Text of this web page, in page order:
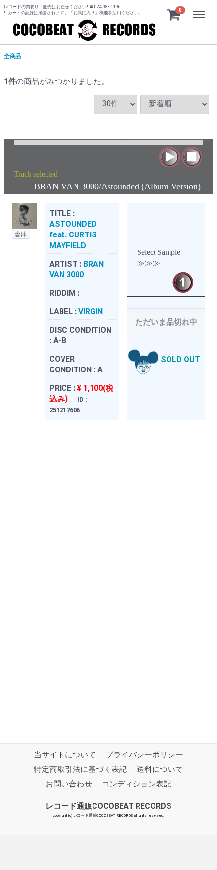
レコードの買取り・販売はお任せください! ☎ 024-983-1196
!! カートの記録は消去されます、「お気に入り」機能を活用ください。
0 Menu
全商品
1件の商品がみつかりました。
Track selected :
BRAN VAN 3000/Astounded (Album Version)
倉庫
TITLE :
ASTOUNDED
feat. CURTIS
MAYFIELD
ARTIST : BRAN
VAN 3000
RIDDIM :
LABEL : VIRGIN
DISC CONDITION
: A-B
COVER
CONDITION : A
PRICE : ¥ 1,100(税
込み)
ID :
251217606
Select Sample
≫≫≫
ただいま品切れ中
SOLD OUT
当サイトについて
プライバシーポリシー
特定商取引法に基づく表記
送料について
お問い合わせ
コンディション表記
レコード通販COCOBEAT RECORDS
copyright (c) レコード通販COCOBEAT RECORDS all rights reserved.